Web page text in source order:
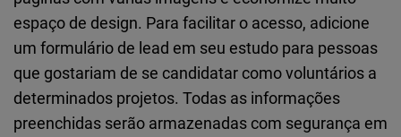
espaço de design. Para facilitar o acesso, adicione
um formulário de lead em seu estudo para pessoas
que gostariam de se candidatar como voluntários a
determinados projetos. Todas as informações
preenchidas serão armazenadas com segurança em